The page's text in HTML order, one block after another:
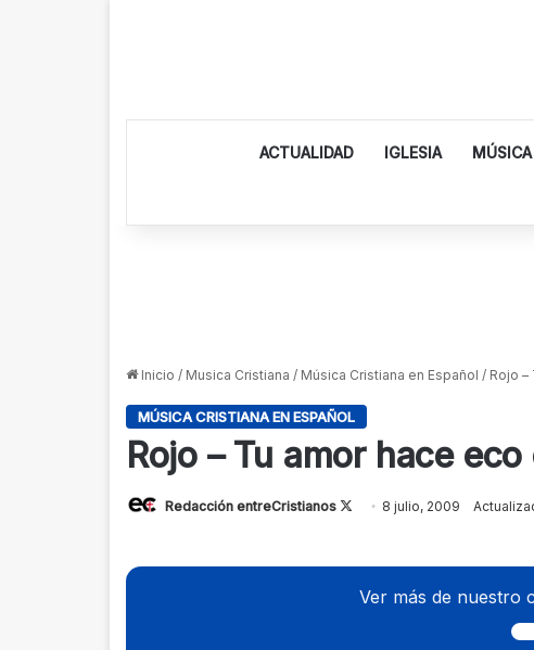
ACTUALIDAD IGLESIA
Inicio / Musica Cristiana / Música Cristiana en Español / Rojo
MÚSICA CRISTIANA EN ESPAÑOL
Rojo – Tu amor hace
Redacción entreCristianos
Follow8 julio, 2009
Ver más de nuestro